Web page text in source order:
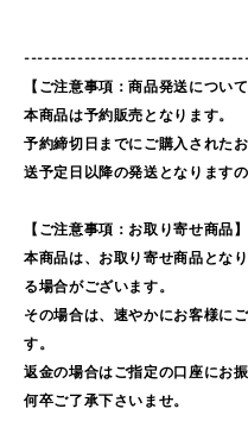
【ご注意事項：商品発送について
本商品は予約販売となります。
予約締切日までにご購入された
送予定日以降の発送となります
【ご注意事項：お取り寄せ商品】
本商品は、お取り寄せ商品とな
る場合がございます。
その場合は、速やかにお客様に
す。
返金の場合はご指定の口座にお
何卒ご了承下さいませ。